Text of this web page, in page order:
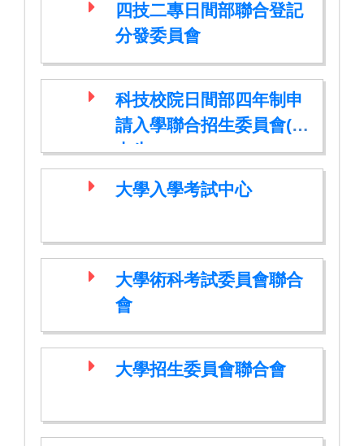
四技二專日間部聯合登記
分發委員會
科技校院日間部四年制申
請入學聯合招生委員會(高
中生)
大學入學考試中心
大學術科考試委員會聯合
會
大學招生委員會聯合會